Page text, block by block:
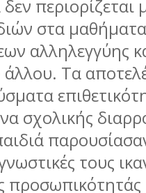
περιορίζεται
στα
αλληλεγγύης
Τα
σχολικής
τους